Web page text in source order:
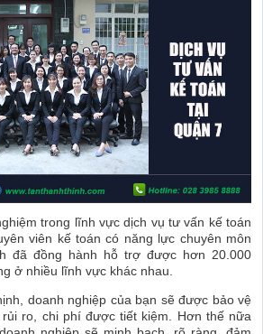
trong lĩnh vực dịch vụ tư vấn kế toán
viên kế toán có năng lực chuyên môn
đã đồng hành hỗ trợ được hơn 20.000
ở nhiều lĩnh vực khác nhau.
doanh nghiệp của bạn sẽ được bảo vệ
ro, chi phí được tiết kiệm. Hơn thế nữa